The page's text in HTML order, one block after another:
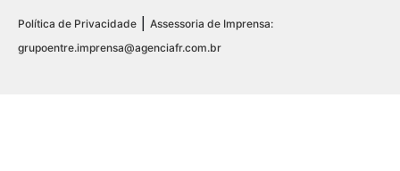
Política de Privacidade | Assessoria de Imprensa:
grupoentre.imprensa@agenciafr.com.br